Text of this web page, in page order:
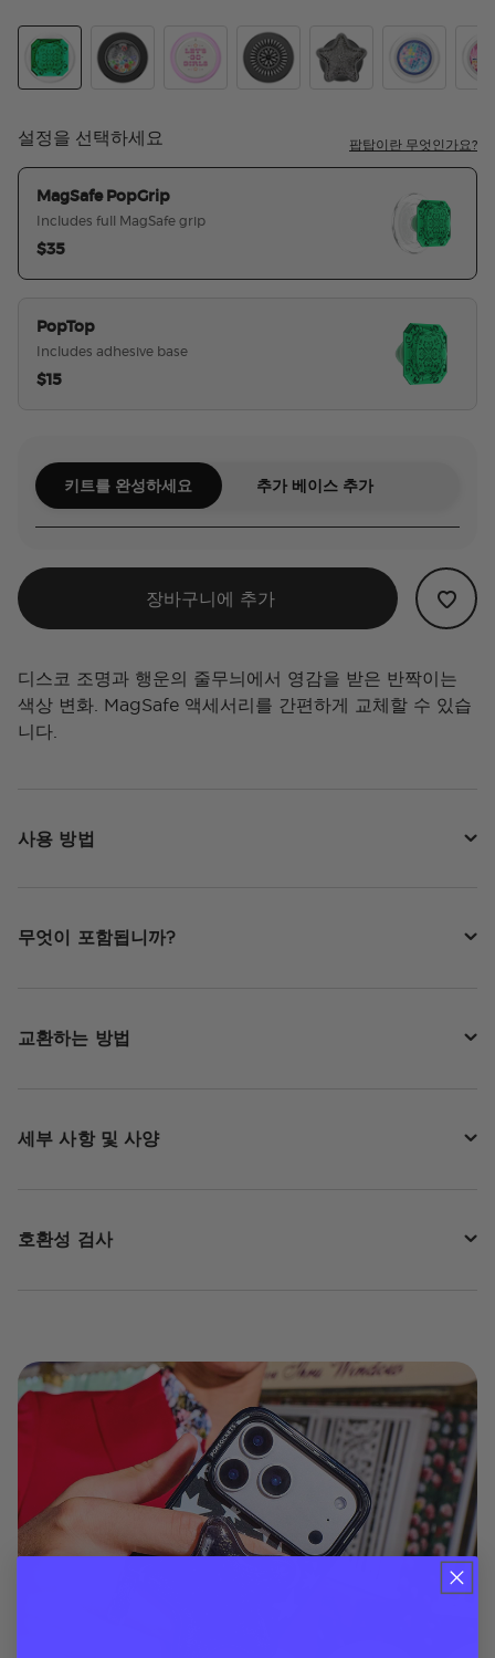
설정을 선택하세요 팝탑이란 무엇인가요?
MagSafe PopGrip
Includes full MagSafe grip
$35
PopTop
Includes adhesive base
$15
키트를 완성하세요 추가 베이스 추가
장바구니에 추가
디스코 조명과 행운의 줄무늬에서 영감을 받은 반짝이는
색상 변화. MagSafe 액세서리를 간편하게 교체할 수 있습
니다.
사용 방법
무엇이 포함됩니까?
교환하는 방법
세부 사항 및 사양
호환성 검사